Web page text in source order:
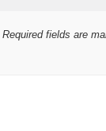
fields are